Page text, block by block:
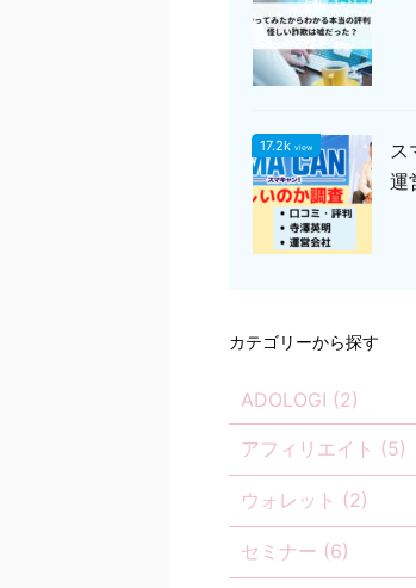
17.2k view
ス
運
カテゴリーから探す
ADOLOGI (2)
アフィリエイト (5)
ウォレット (2)
セミナー (6)